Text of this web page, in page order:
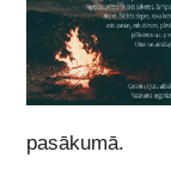
pasākumā.